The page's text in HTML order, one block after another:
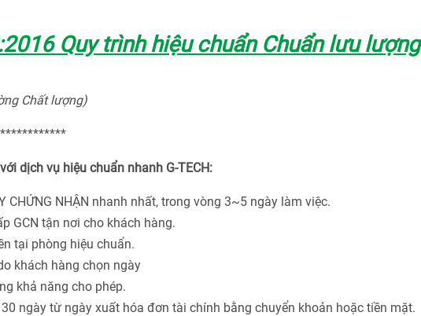
Quy trình hiệu chuẩn Chuẩn lưu lượng
Chất lượng)
dịch vụ hiệu chuẩn nhanh G-TECH:
NHẬN nhanh nhất, trong vòng 3~5 ngày làm việc.
GCN tận nơi cho khách hàng.
tại phòng hiệu chuẩn.
khách hàng chọn ngày
khả năng cho phép.
ngày từ ngày xuất hóa đơn tài chính bằng chuyển khoản hoặc tiền mặt.